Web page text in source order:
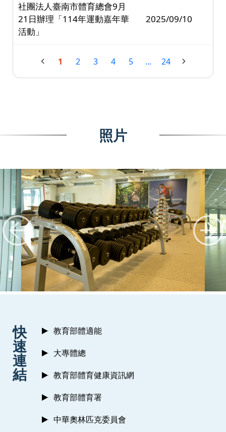
社團法人臺南市體育總會9月
21日辦理「114年運動嘉年華
活動」
2025/09/10
1 2 3 4 5 ... 24
照片
快
速
連
結
教育部體適能
大專體總
教育部體育健康資訊網
教育部體育署
中華奧林匹克委員會